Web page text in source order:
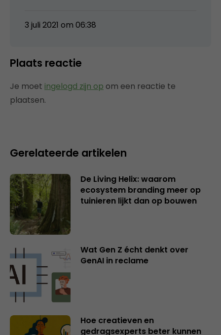
3 juli 2021 om 06:38
Plaats reactie
Je moet ingelogd zijn op om een reactie te
plaatsen.
Gerelateerde artikelen
De Living Helix: waarom
ecosystem branding meer op
tuinieren lijkt dan op bouwen
Wat Gen Z écht denkt over
GenAI in reclame
Hoe creatieven en
gedragsexperts beter kunnen